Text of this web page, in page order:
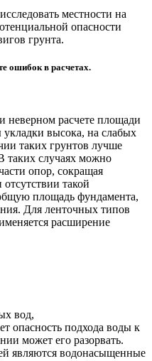
местности на
опасности
грунта.
ошибок в расчетах.
неверном расчете площади
высока, на слабых
таких грунтов лучше
таких случаях можно
опор, сокращая
такой
площадь фундамента,
Для ленточных типов
расширение
вод,
опасность подхода воды к
может его разорвать.
являются водонасыщенные